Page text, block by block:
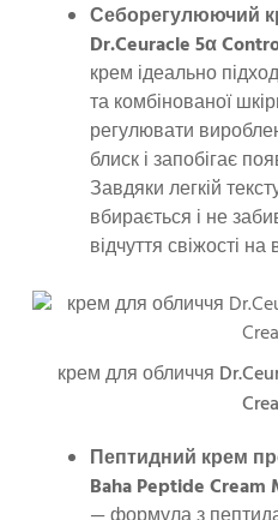
Себорегулюючий
Dr.Ceuracle 5α
крем ідеально
та комбінованої
регулювати
блиск і запобігає
Завдяки легкій
вбирається і не
відчуття свіжості
крем для обличчя
Пептидний крем
Baha Peptide